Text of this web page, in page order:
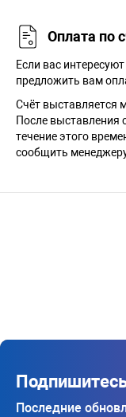
Оплата по
Если вас
предложить вам
Счёт выставляется
После выставления
течение этого
сообщить
Последние